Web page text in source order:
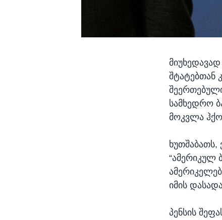
შტატებთან
სამხედრო
მოკვლა
ხუთშაბათს,
“ამერიკულ
იმის
პენსის